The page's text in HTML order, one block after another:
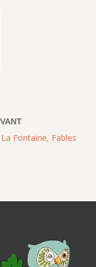
La Fontaine, Fables